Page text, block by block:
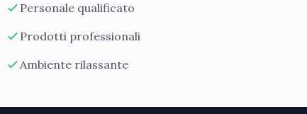
Personale qualificato
Prodotti professionali
Ambiente rilassante